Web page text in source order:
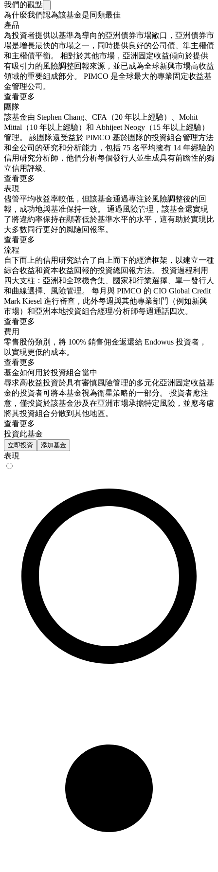
我們的觀點
為什麼我們認為該基金是同類最佳
產品
為投資者提供以基準為導向的亞洲債券市場敞口，亞洲債券市
場是增長最快的市場之一，同時提供良好的公司債、準主權債
和主權債平衡。 相對於其他市場，亞洲固定收益傾向於提供
有吸引力的風險調整回報來源，並已成為全球新興市場高收益
領域的重要組成部分。 PIMCO 是全球最大的專業固定收益基
金管理公司。
查看更多
團隊
該基金由 Stephen Chang、CFA（20 年以上經驗）、Mohit
Mittal（10 年以上經驗）和 Abhijeet Neogy（15 年以上經驗）
管理。 該團隊還受益於 PIMCO 基於團隊的投資組合管理方法
和全公司的研究和分析能力，包括 75 名平均擁有 14 年經驗的
信用研究分析師，他們分析每個發行人並生成具有前瞻性的獨
立信用評級。
查看更多
表現
儘管平均收益率較低，但該基金通過專注於風險調整後的回
報，成功地與基准保持一致。 通過風險管理，該基金還實現
了將違約率保持在顯著低於基準水平的水平，這有助於實現比
大多數同行更好的風險回報率。
查看更多
流程
自下而上的信用研究結合了自上而下的經濟框架，以建立一種
綜合收益和資本收益回報的投資總回報方法。 投資過程利用
四大支柱：亞洲和全球機會集、國家和行業選擇、單一發行人
和曲線選擇、風險管理。 每月與 PIMCO 的 CIO Global Credit
Mark Kiesel 進行審查，此外每週與其他專業部門（例如新興
市場）和亞洲本地投資組合經理/分析師每週通話四次。
查看更多
費用
零售股份類別，將 100% 銷售佣金返還給 Endowus 投資者，
以實現更低的成本。
查看更多
基金如何用於投資組合當中
尋求高收益投資於具有審慎風險管理的多元化亞洲固定收益基
金的投資者可將本基金視為衛星策略的一部分。 投資者應注
意，僅投資於該基金涉及在亞洲市場承擔特定風險，並應考慮
將其投資組合分散到其他地區。
查看更多
投資此基金
立即投資 添加基金
表現